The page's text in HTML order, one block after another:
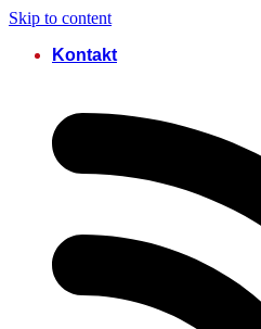
Skip to content
Kontakt